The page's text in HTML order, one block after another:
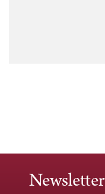
Newsletter